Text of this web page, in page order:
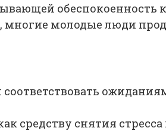
обеспокоенность
молодые люди
средству снятия